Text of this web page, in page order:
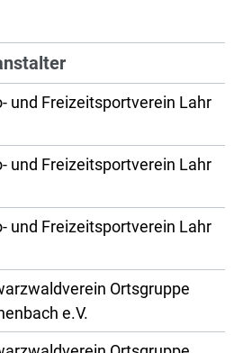
und Freizeitsportverein Lahr
und Freizeitsportverein Lahr
und Freizeitsportverein Lahr
Ortsgruppe
e.V.